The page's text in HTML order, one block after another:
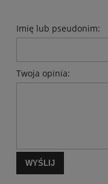
Imię lub pseudonim:
Twoja opinia:
WYŚLIJ